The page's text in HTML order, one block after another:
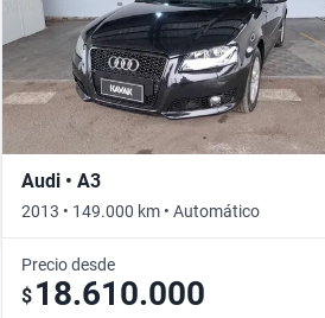
Audi • A3
2013 • 149.000 km • Automático
Precio desde
$ 18.610.000